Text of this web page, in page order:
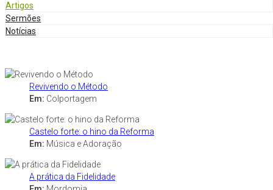
Artigos
Sermões
Notícias
Revivendo o Método
Em: Colportagem
Castelo forte: o hino da Reforma
Em: Música e Adoração
A prática da Fidelidade